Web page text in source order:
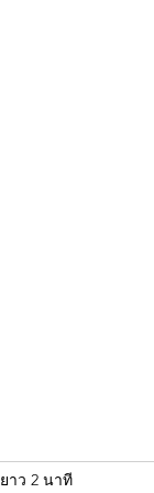
ยาว 2 นาที